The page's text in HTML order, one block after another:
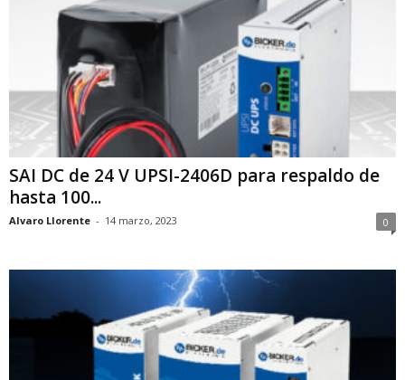
SAI DC de 24 V UPSI-2406D para respaldo de
hasta 100...
Alvaro Llorente - 14 marzo, 2023 0